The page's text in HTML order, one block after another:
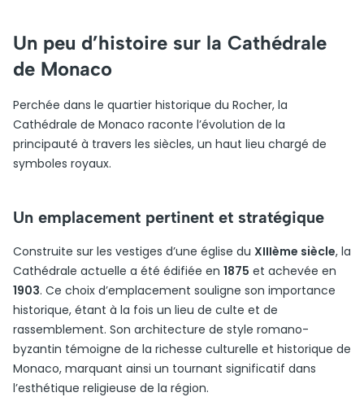
Un peu d’histoire sur la Cathédrale
de Monaco
Perchée dans le quartier historique du Rocher, la
Cathédrale de Monaco raconte l’évolution de la
principauté à travers les siècles, un haut lieu chargé de
symboles royaux.
Un emplacement pertinent et stratégique
Construite sur les vestiges d’une église du XIIIème siècle, la
Cathédrale actuelle a été édifiée en 1875 et achevée en
1903. Ce choix d’emplacement souligne son importance
historique, étant à la fois un lieu de culte et de
rassemblement. Son architecture de style romano-
byzantin témoigne de la richesse culturelle et historique de
Monaco, marquant ainsi un tournant significatif dans
l’esthétique religieuse de la région.